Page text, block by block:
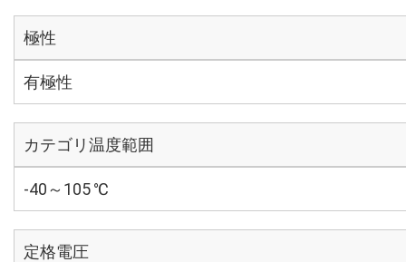
極性
有極性
カテゴリ温度範囲
-40～105 ℃
定格電圧